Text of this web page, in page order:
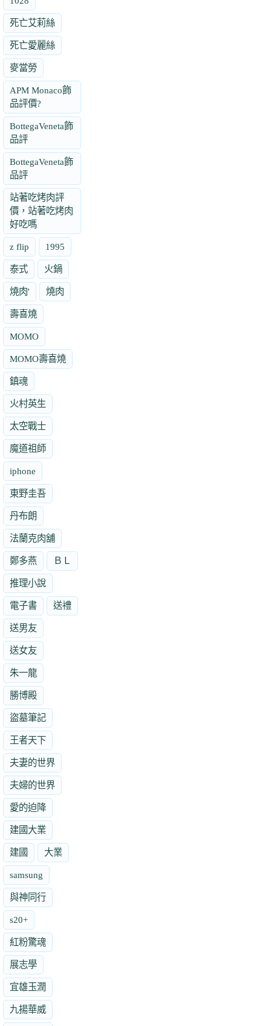
死亡艾莉絲
死亡愛麗絲
麥當勞
APM Monaco飾
品評價?
BottegaVeneta飾
品評
BottegaVeneta飾
品評
站著吃烤肉評
價，站著吃烤肉
好吃嗎
z flip 1995
泰式 火鍋
燒肉' 燒肉
壽喜燒
MOMO
MOMO壽喜燒
鎮魂
火村英生
太空戰士
魔道祖師
iphone
東野圭吾
丹布朗
法蘭克肉舖
鄭多燕 ＢＬ
推理小說
電子書 送禮
送男友
送女友
朱一龍
勝博殿
盜墓筆記
王者天下
夫妻的世界
夫婦的世界
愛的迫降
建國大業
建國 大業
samsung
與神同行
s20+
紅粉驚魂
展志學
宜雄玉潤
九揚華威